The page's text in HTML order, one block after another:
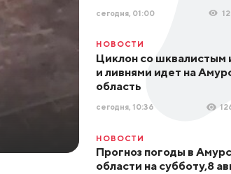
сегодня, 01:00
НОВОСТИ
Циклон со шквалистым
и ливнями идет на
область
сегодня, 10:36
НОВОСТИ
Прогноз погоды в
области на субботу,8